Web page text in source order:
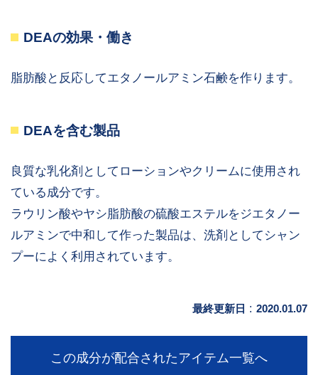
DEAの効果・働き
脂肪酸と反応してエタノールアミン石鹸を作ります。
DEAを含む製品
良質な乳化剤としてローションやクリームに使用され
ている成分です。
ラウリン酸やヤシ脂肪酸の硫酸エステルをジエタノー
ルアミンで中和して作った製品は、洗剤としてシャン
プーによく利用されています。
最終更新日 : 2020.01.07
この成分が配合されたアイテム一覧へ